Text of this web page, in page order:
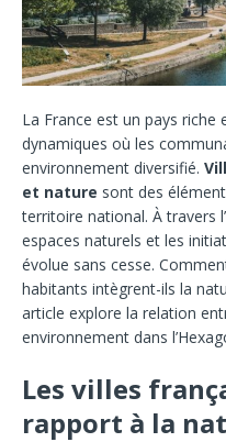
La France est un pays riche
dynamiques où les
environnement diversifié.
et nature sont des
territoire national. À travers
espaces naturels et les
évolue sans cesse.
habitants intègrent-ils la
article explore la relation
environnement dans
Les villes
rapport à la